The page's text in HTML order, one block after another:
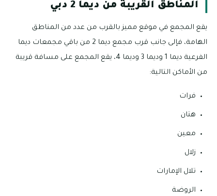
المناطق القريبة من ديما 2 دبي
يقع المجمع في موقع مميز بالقرب من عدد من المناطق
الهامة، فإلى جانب قرب مجمع ديما 2 من باقي مجمعات ديما
الفرعية ديما 1 وديما 3 وديما 4، يقع المجمع على مسافة قريبة
من الأماكن التالية:
فرات
هتان
معين
زلال
تلال الإمارات
الروضة